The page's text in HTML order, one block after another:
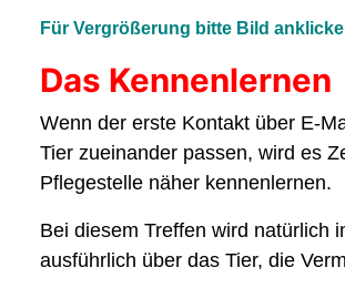
Für Vergrößerung bitte Bild
Das Kennenlernen
Wenn der erste Kontakt über E-
Tier zueinander passen, wird es
Pflegestelle näher kennenlernen.
Bei diesem Treffen wird natürlich
ausführlich über das Tier, die